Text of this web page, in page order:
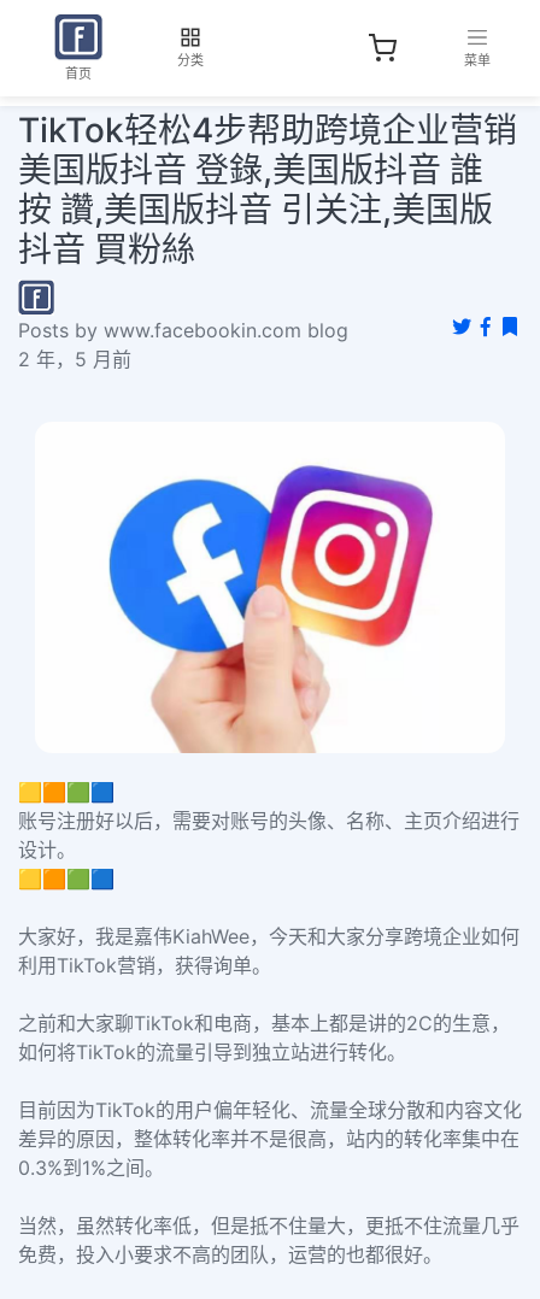
首页
分类 菜单
TikTok轻松4步帮助跨境企业营销
美国版抖音 登錄,美国版抖音 誰
按 讚,美国版抖音 引关注,美国版
抖音 買粉絲
Posts by www.facebookin.com blog
2 年，5 月前
🟨🟧🟩🟦
账号注册好以后，需要对账号的头像、名称、主页介绍进行
设计。
🟨🟧🟩🟦
大家好，我是嘉伟KiahWee，今天和大家分享跨境企业如何
利用TikTok营销，获得询单。
之前和大家聊TikTok和电商，基本上都是讲的2C的生意，
如何将TikTok的流量引导到独立站进行转化。
目前因为TikTok的用户偏年轻化、流量全球分散和内容文化
差异的原因，整体转化率并不是很高，站内的转化率集中在
0.3%到1%之间。
当然，虽然转化率低，但是抵不住量大，更抵不住流量几乎
免费，投入小要求不高的团队，运营的也都很好。